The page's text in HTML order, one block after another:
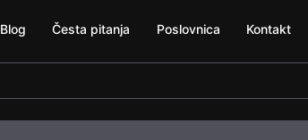
Blog Česta pitanja Poslovnica Kontakt